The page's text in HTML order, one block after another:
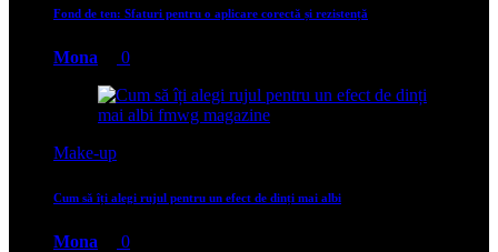
Fond de ten: Sfaturi pentru o aplicare corectă și rezistență
Mona 0
Make-up
Cum să îți alegi rujul pentru un efect de dinți mai albi
Mona 0